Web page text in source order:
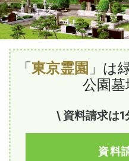
「東京霊園 」は
公園墓
\ 資料請求は1
資料